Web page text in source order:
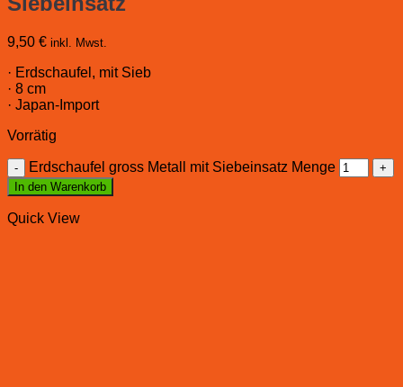
9,50 € inkl. Mwst.
· Erdschaufel, mit Sieb
· 8 cm
· Japan-Import
Vorrätig
Erdschaufel gross Metall mit Siebeinsatz Menge
In den Warenkorb
Quick View